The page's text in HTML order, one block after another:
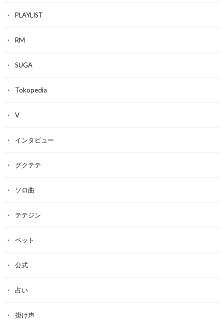
PLAYLIST
RM
SUGA
Tokopedia
V
インタビュー
グクテテ
ソロ曲
テテジン
ペット
公式
占い
掛け声